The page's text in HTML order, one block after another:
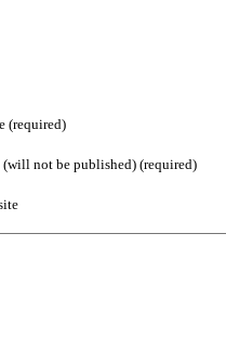
(required)
not be published) (required)